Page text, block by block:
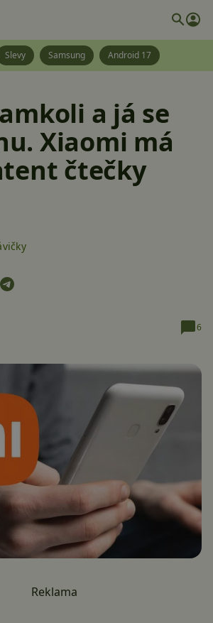
Slevy Samsung Android 17
a já se
Xiaomi má
čtečky
6
Reklama